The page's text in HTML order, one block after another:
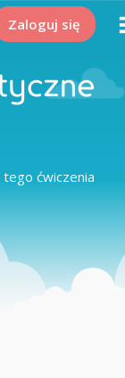
Zaloguj się
ćwiczenia